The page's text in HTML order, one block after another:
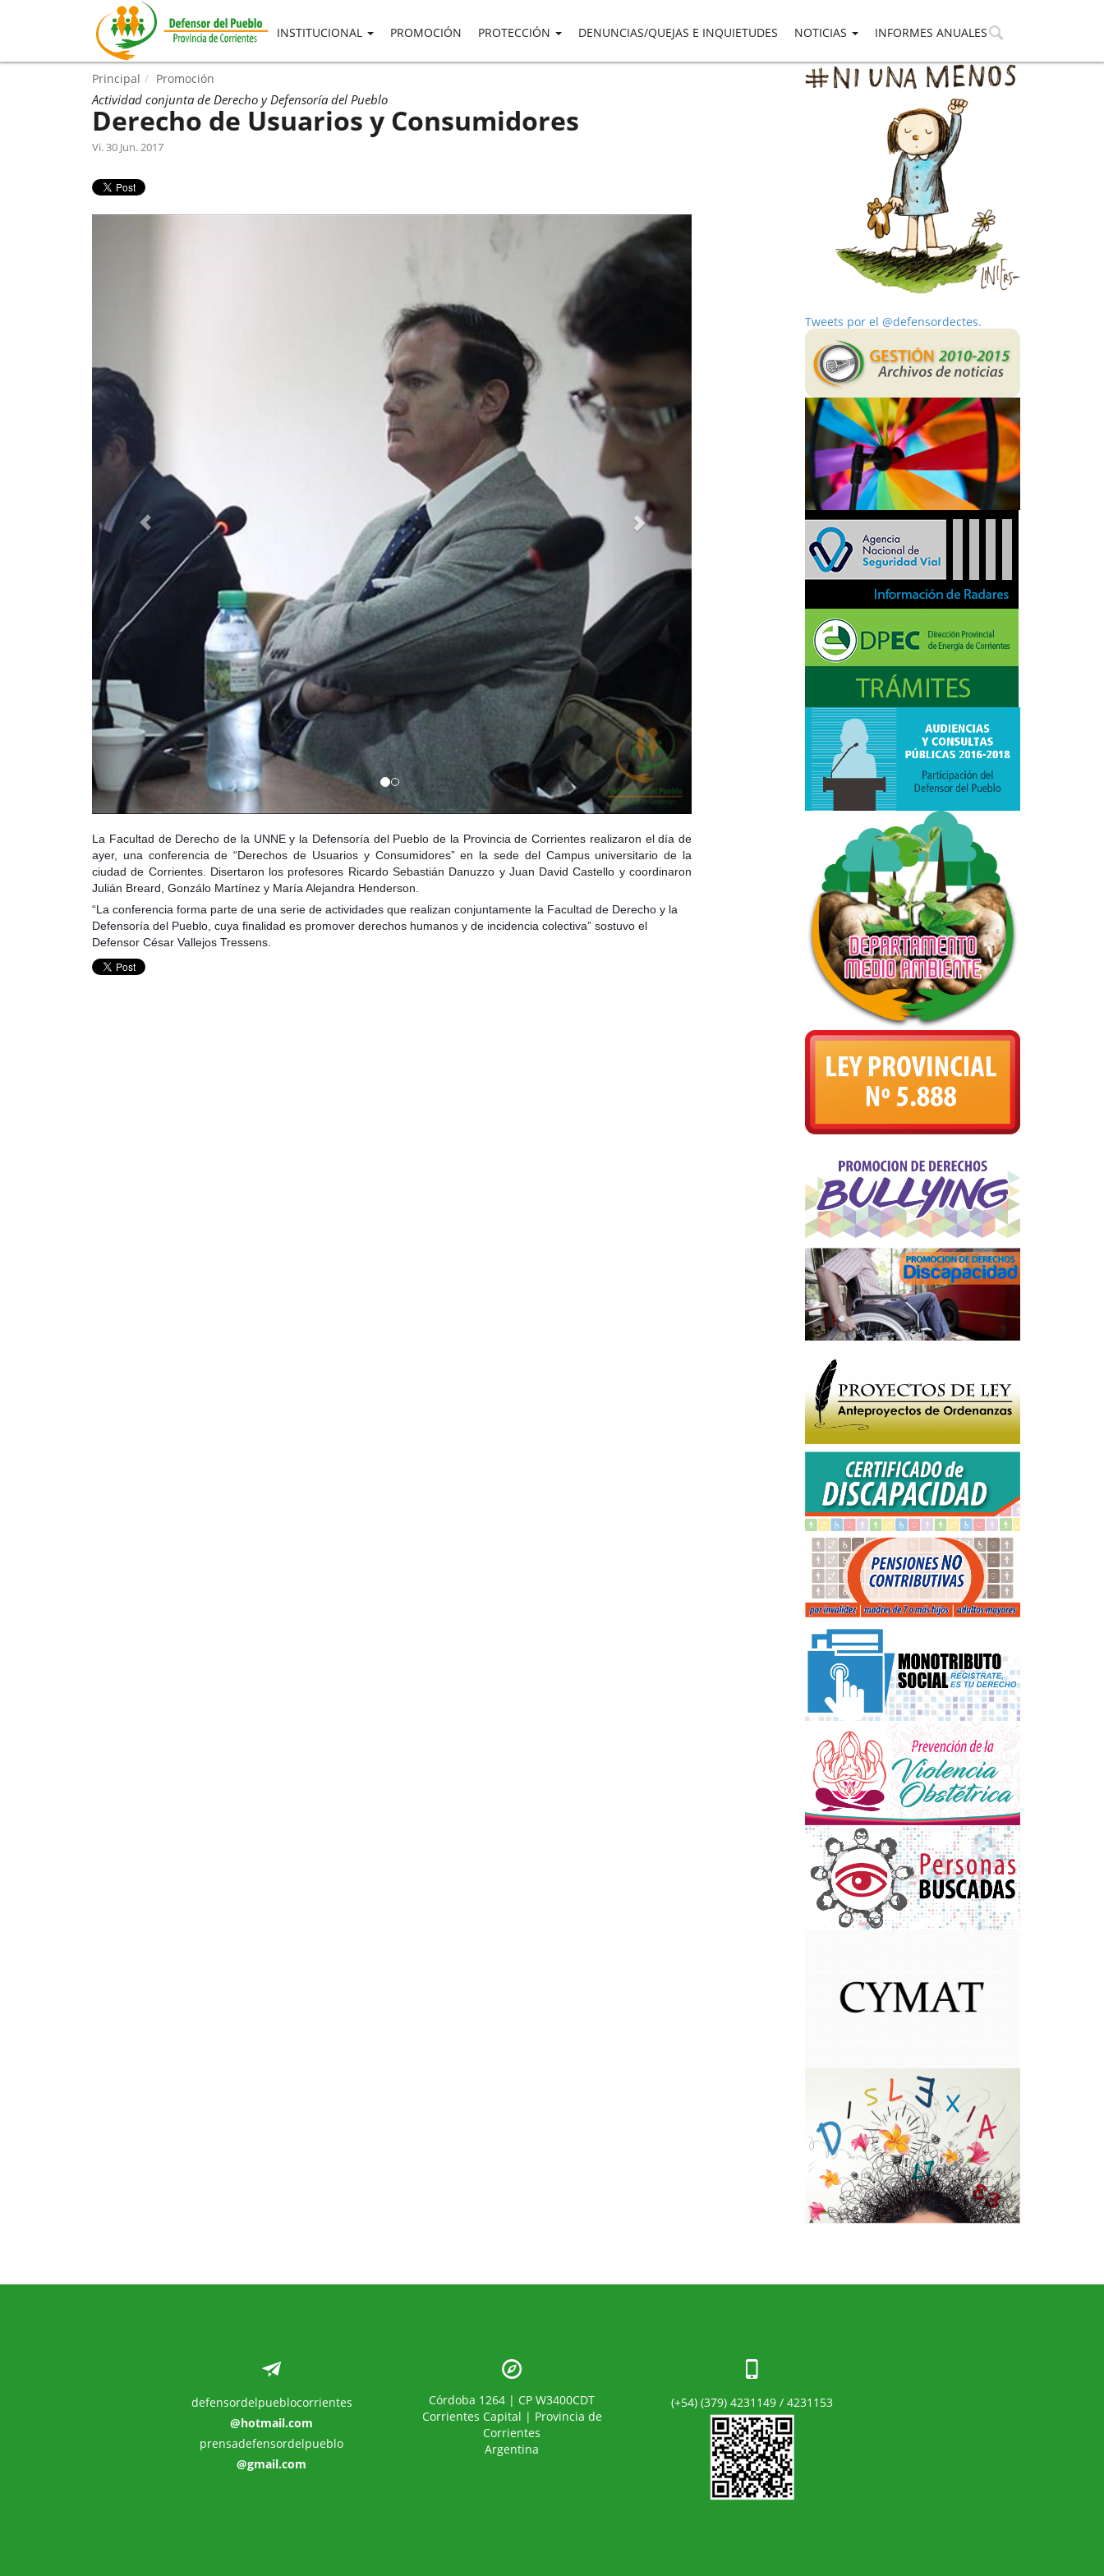
INSTITUCIONAL PROMOCIÓN PROTECCIÓN DENUNCIAS/QUEJAS E INQUIETUDES NOTICIAS INFORMES ANUALES
Principal Promoción
Actividad conjunta de Derecho y Defensoría del Pueblo
Derecho de Usuarios y Consumidores
Vi. 30 Jun. 2017
La Facultad de Derecho de la UNNE y la Defensoría del Pueblo de la Provincia de Corrientes realizaron el día de
ayer, una conferencia de “Derechos de Usuarios y Consumidores” en la sede del Campus universitario de la
ciudad de Corrientes. Disertaron los profesores Ricardo Sebastián Danuzzo y Juan David Castello y coordinaron
Julián Breard, Gonzálo Martínez y María Alejandra Henderson.
“La conferencia forma parte de una serie de actividades que realizan conjuntamente la Facultad de Derecho y la
Defensoría del Pueblo, cuya finalidad es promover derechos humanos y de incidencia colectiva” sostuvo el
Defensor César Vallejos Tressens.
Tweets por el @defensordectes.
defensordelpueblocorrientes
@hotmail.com
prensadefensordelpueblo
@gmail.com
Córdoba 1264 | CP W3400CDT
Corrientes Capital | Provincia de
Corrientes
Argentina
(+54) (379) 4231149 / 4231153